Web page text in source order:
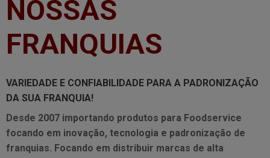
NOSSAS
FRANQUIAS
VARIEDADE E CONFIABILIDADE PARA A PADRONIZAÇÃO
DA SUA FRANQUIA!
Desde 2007 importando produtos para Foodservice
focando em inovação, tecnologia e padronização de
franquias. Focando em distribuir marcas de alta